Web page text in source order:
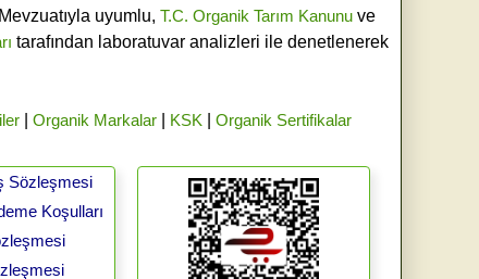
uyumlu, T.C. Organik Tarım Kanunuve
tarafından laboratuvar analizleri ile denetlenerek
| Organik Markalar| KSK Organik Sertifikalar
Sözleşmesi
Koşulları